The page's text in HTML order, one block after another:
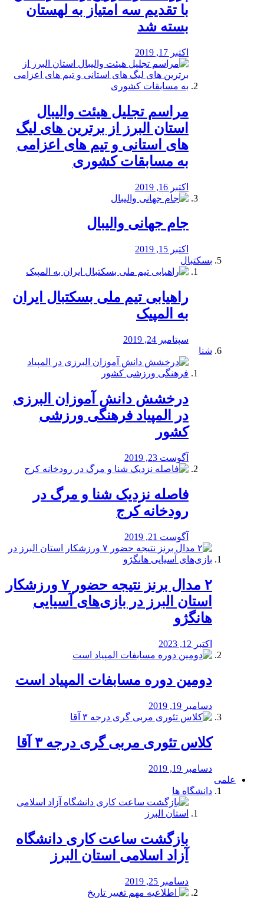
با تقدیم سه امتیاز به لهستان
بسته شد
اکتبر 17, 2019
مراسم تجلیل هیئت والیبال
استان البرز از برترین های لیگ
های استانی و تیم های اعزامی
به مسابقات کشوری
اکتبر 16, 2019
جام جهانی والیبال
اکتبر 15, 2019
بسکتبال
راهیابی تیم ملی بسکتبال ایران
به المپیک
سپتامبر 24, 2019
شنا
درخشش دانش آموزان البرزی
در المپیاد فرهنگی ورزشی
کشور
آگوست 23, 2019
️فاصله نزدیک شنا و مرگ در
رودخانه کرج
آگوست 21, 2019
۲ مدال برنز نتیجه حضور ۷ ورزشکار
استان البرز در بازی‌های آسیایی
هانگژو
اکتبر 12, 2023
دومین دوره مسابفات المپیاد است
دسامبر 19, 2019
کلاس تئوری مربی گری درجه ۳ آقا
دسامبر 19, 2019
علمی
دانشگاه ها
بازگشت ساعت کاری دانشگاه
آزاد اسلامی استان البرز
دسامبر 25, 2019